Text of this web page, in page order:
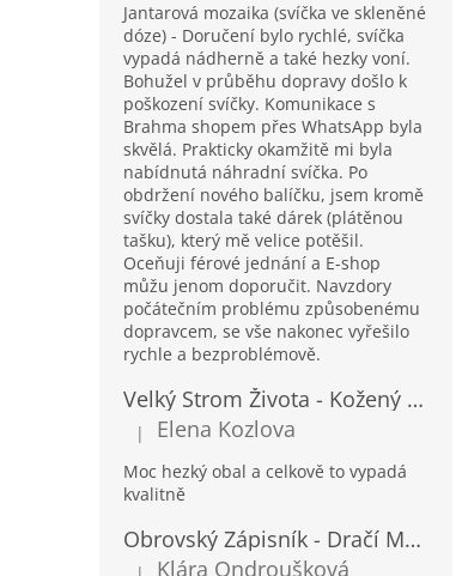
Jantarová mozaika (svíčka ve skleněné
dóze) - Doručení bylo rychlé, svíčka
vypadá nádherně a také hezky voní.
Bohužel v průběhu dopravy došlo k
poškození svíčky. Komunikace s
Brahma shopem přes WhatsApp byla
skvělá. Prakticky okamžitě mi byla
nabídnutá náhradní svíčka. Po
obdržení nového balíčku, jsem kromě
svíčky dostala také dárek (plátěnou
tašku), který mě velice potěšil.
Oceňuji férové jednání a E-shop
můžu jenom doporučit. Navzdory
počátečním problému způsobenému
dopravcem, se vše nakonec vyřešilo
rychle a bezproblémově.
Velký Strom Života - Kožený Zápisník se Šňůrkou a Kamínkem - 20x16x2cm - 160 Stran
Hodnocení produktu je 5 z 5 hvězdiček.
| Elena Kozlova
Moc hezký obal a celkově to vypadá
kvalitně
Obrovský Zápisník - Dračí Mandala s Chakra Kameny - 100 Stran - 25x34cm
Klára Ondroušková